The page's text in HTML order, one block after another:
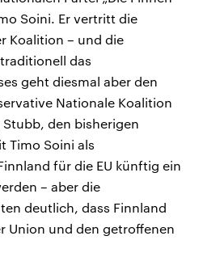
Soini. Er vertritt die
Koalition – und die
das
geht diesmal aber den
Nationale Koalition
den bisherigen
Timo Soini als
für die EU künftig ein
– aber die
deutlich, dass Finnland
Union und den getroffenen